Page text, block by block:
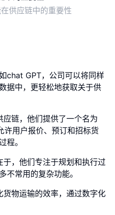
供应链中的重要性
chat GPT，公司可以将同样
据中，更轻松地获取关于供
链，他们提供了一个名为
用户报价、预订和招标货
程。
，他们专注于规划和执行过
不常用的复杂功能。
物运输的效率，通过数字化